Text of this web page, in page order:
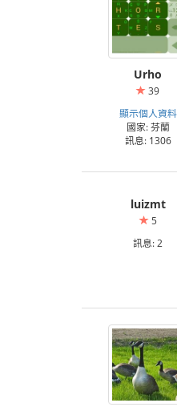
Urho
39
顯示個人資料
國家: 芬蘭
訊息: 1306
luizmt
5
訊息: 2